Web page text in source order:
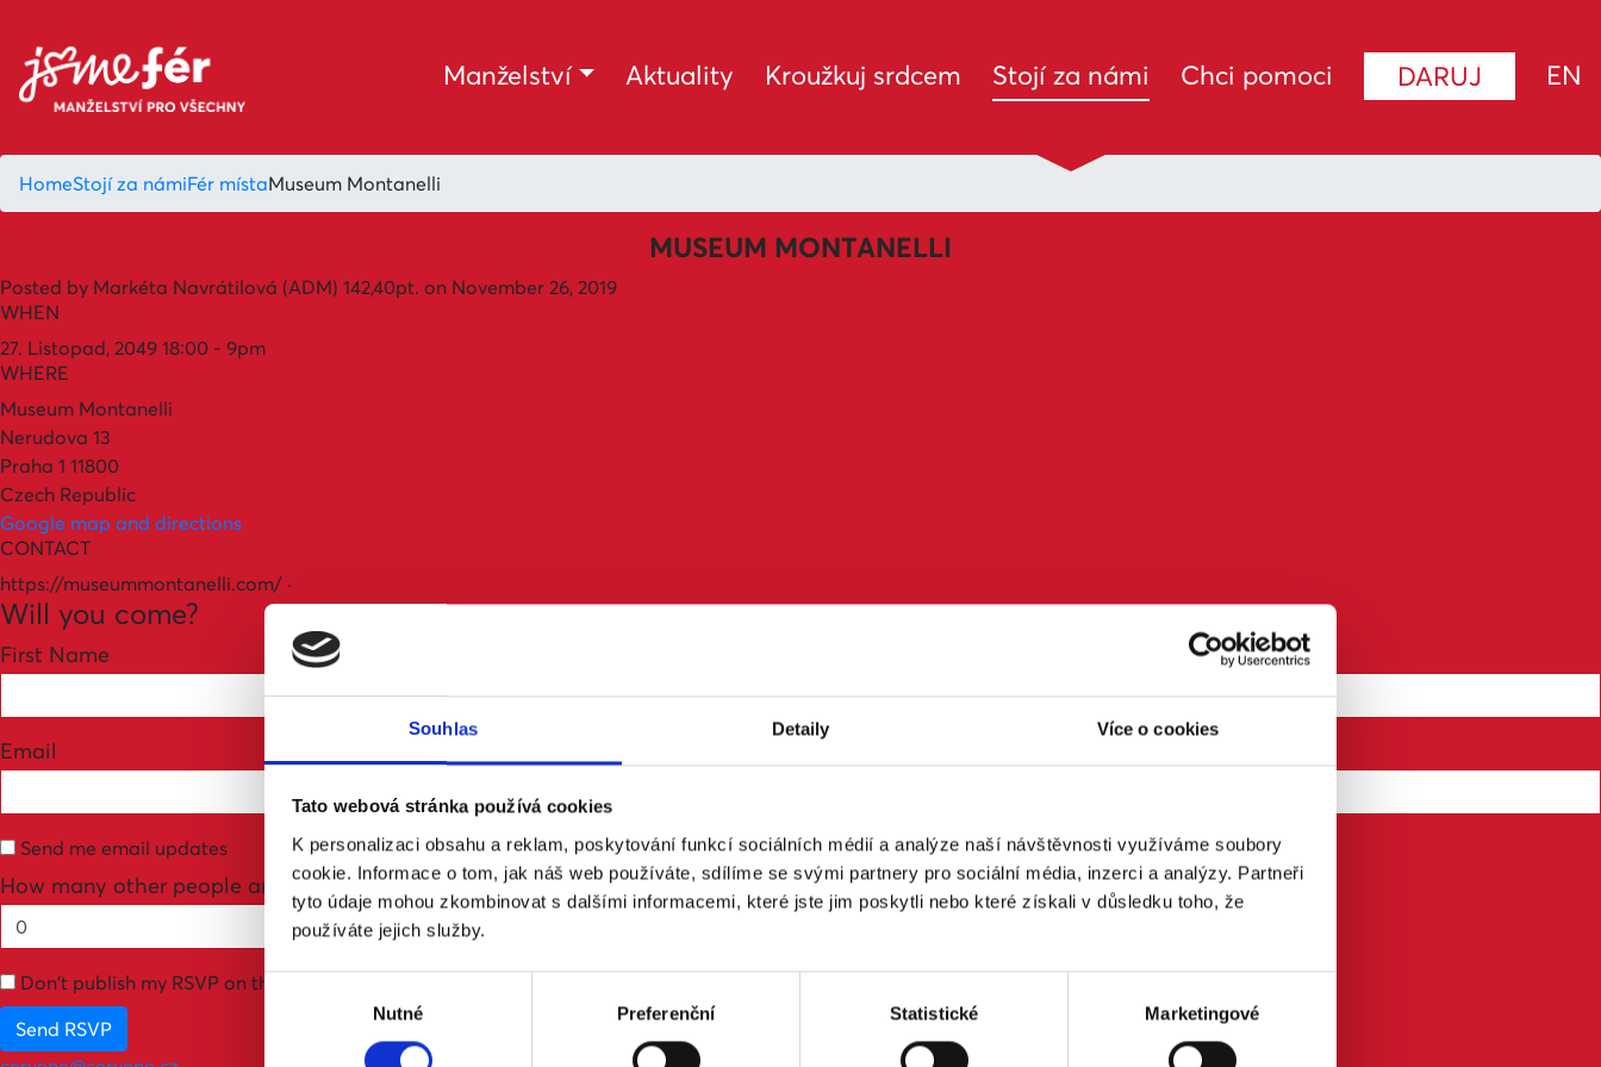
Souhlas Detaily Více o cookies
Tato webová stránka používá cookies
K personalizaci obsahu a reklam, poskytování funkcí sociálních médií a analýze naší návštěvnosti využíváme soubory
cookie. Informace o tom, jak náš web používáte, sdílíme se svými partnery pro sociální média, inzerci a analýzy. Partneři
tyto údaje mohou zkombinovat s dalšími informacemi, které jste jim poskytli nebo které získali v důsledku toho, že
používáte jejich služby.
Výběr
Nutné Preferenční Statistické Marketingové
Manželství Aktuality Kroužkuj srdcem Stojí za námi (current)
Chci pomoci DARUJ EN
HomeStojí za námiFér místaMuseum Montanelli
MUSEUM MONTANELLI
Posted by Markéta Navrátilová (ADM) 142,40pt. on November 26, 2019
WHEN
27. Listopad, 2049 18:00 - 9pm
WHERE
Museum Montanelli
Nerudova 13
Praha 1 11800
Czech Republic
Google map and directions
CONTACT
https://museummontanelli.com/ ·
Will you come?
First Name
Email
Send me email updates Send me text messages
How many other people are you bringing?
Don't publish my RSVP on the website